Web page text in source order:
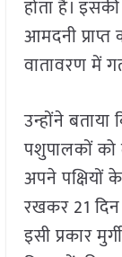
होता है।
आमदनी
वातावरण में
उन्होंने
पशुपालकों को
अपने पक्षियों
रखकर 21
इसी प्रकार